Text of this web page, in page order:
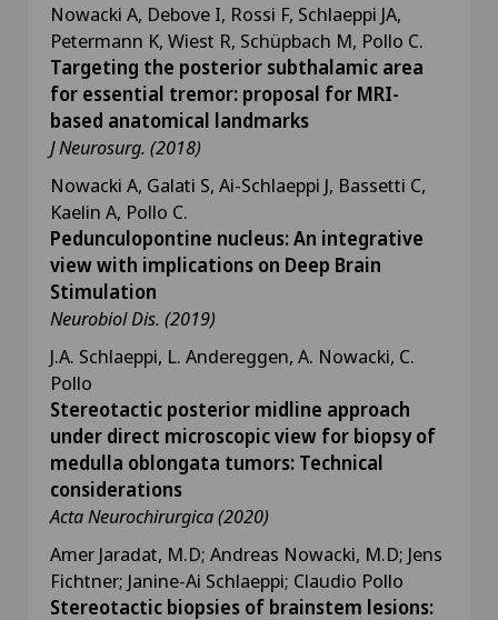
Nowacki A, Debove I, Rossi F, Schlaeppi JA,
Petermann K, Wiest R, Schüpbach M, Pollo C.
Targeting the posterior subthalamic area
for essential tremor: proposal for MRI-
based anatomical landmarks
J Neurosurg. (2018)
Nowacki A, Galati S, Ai-Schlaeppi J, Bassetti C,
Kaelin A, Pollo C.
Pedunculopontine nucleus: An integrative
view with implications on Deep Brain
Stimulation
Neurobiol Dis. (2019)
J.A. Schlaeppi, L. Andereggen, A. Nowacki, C.
Pollo
Stereotactic posterior midline approach
under direct microscopic view for biopsy of
medulla oblongata tumors: Technical
considerations
Acta Neurochirurgica (2020)
Amer Jaradat, M.D; Andreas Nowacki, M.D; Jens
Fichtner; Janine-Ai Schlaeppi; Claudio Pollo
Stereotactic biopsies of brainstem lesions: